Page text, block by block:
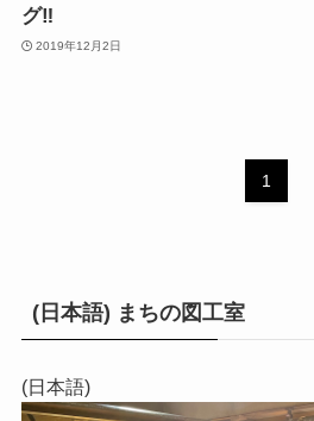
グ‼
2019年12月2日
1
(日本語) まちの図工室
(日本語)